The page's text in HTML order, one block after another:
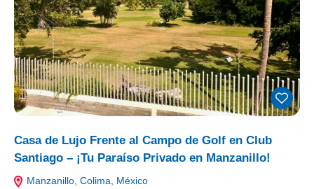
Casa de Lujo Frente al Campo de Golf en Club
Santiago – ¡Tu Paraíso Privado en Manzanillo!
Manzanillo, Colima, México